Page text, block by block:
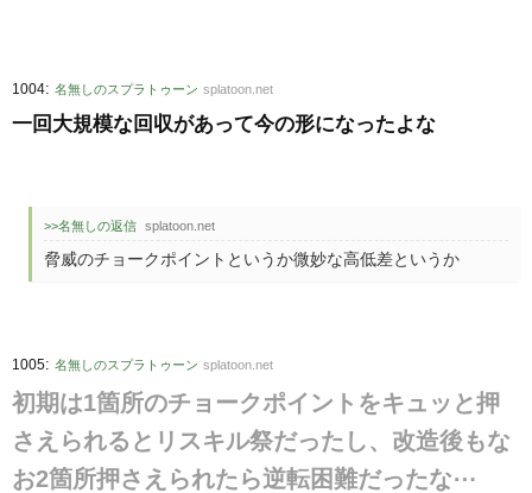
1004: 名無しのスプラトゥーン splatoon.net
一回大規模な回収があって今の形になったよな
>>名無しの返信 splatoon.net
脅威のチョークポイントというか微妙な高低差というか
1005: 名無しのスプラトゥーン splatoon.net
初期は1箇所のチョークポイントをキュッと押
さえられるとリスキル祭だったし、改造後もな
お2箇所押さえられたら逆転困難だったな⋯